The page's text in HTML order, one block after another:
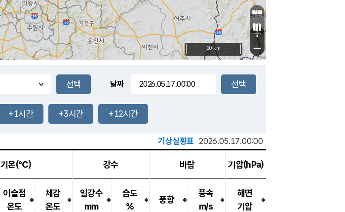
+
−
20 km
날짜
+1시간 +3시간 +12시간
기상실황표 2026.05.17.00:00
기온(℃) 강수 바람 기압(hPa)
이슬점
온도
체감
온도
일강수
mm
습도
%
풍향
풍속
m/s
해면
기압